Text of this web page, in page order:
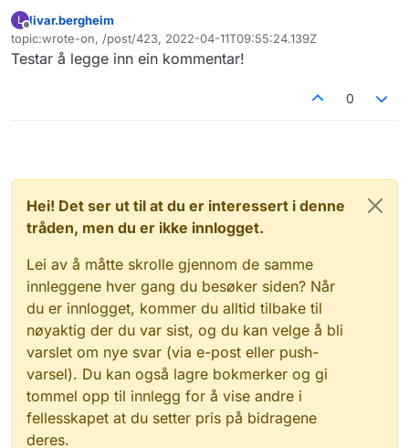
L
Frakoblet
livar.bergheim
topic:wrote-on, /post/423, 2022-04-11T09:55:24.139Z
Sist endret av
Testar å legge inn ein kommentar!
0
Hei! Det ser ut til at du er interessert i denne
tråden, men du er ikke innlogget.
Lei av å måtte skrolle gjennom de samme
innleggene hver gang du besøker siden? Når
du er innlogget, kommer du alltid tilbake til
nøyaktig der du var sist, og du kan velge å bli
varslet om nye svar (via e-post eller push-
varsel). Du kan også lagre bokmerker og gi
tommel opp til innlegg for å vise andre i
fellesskapet at du setter pris på bidragene
deres.